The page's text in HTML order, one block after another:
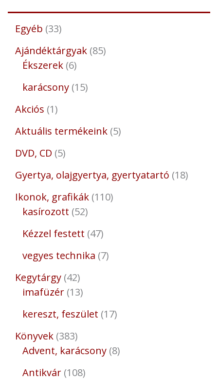
Egyéb 33
Ajándéktárgyak 85
Ékszerek 6
karácsony 15
Akciós 1
Aktuális termékeink 5
DVD, CD 5
Gyertya, olajgyertya, gyertyatartó 18
Ikonok, grafikák 110
kasírozott 52
Kézzel festett 47
vegyes technika 7
Kegytárgy 42
imafüzér 13
kereszt, feszület 17
Könyvek 383
Advent, karácsony 8
Antikvár 108